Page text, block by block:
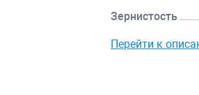
Зернистость
Перейти к